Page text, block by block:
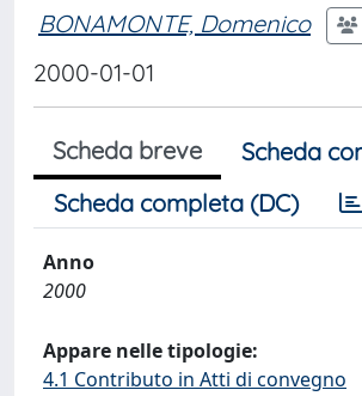
BONAMONTE, Domenico
2000-01-01
Scheda breve
Scheda
Scheda completa (DC)
Anno
2000
Appare nelle tipologie:
4.1 Contributo in Atti di convegno